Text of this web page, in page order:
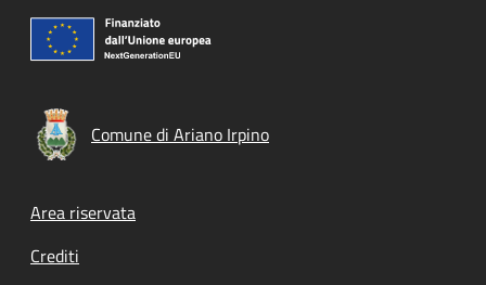
Comune di Ariano Irpino
Footer menu
Area riservata
Crediti